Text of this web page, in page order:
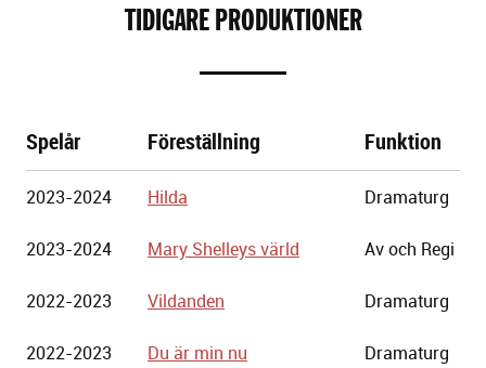
TIDIGARE PRODUKTIONER
Göteborgs
Spelår Föreställning Funktion
2023-2024 Hilda Dramaturg
2023-2024 Mary Shelleys värld Av och Regi
2022-2023 Vildanden Dramaturg
2022-2023 Du är min nu Dramaturg